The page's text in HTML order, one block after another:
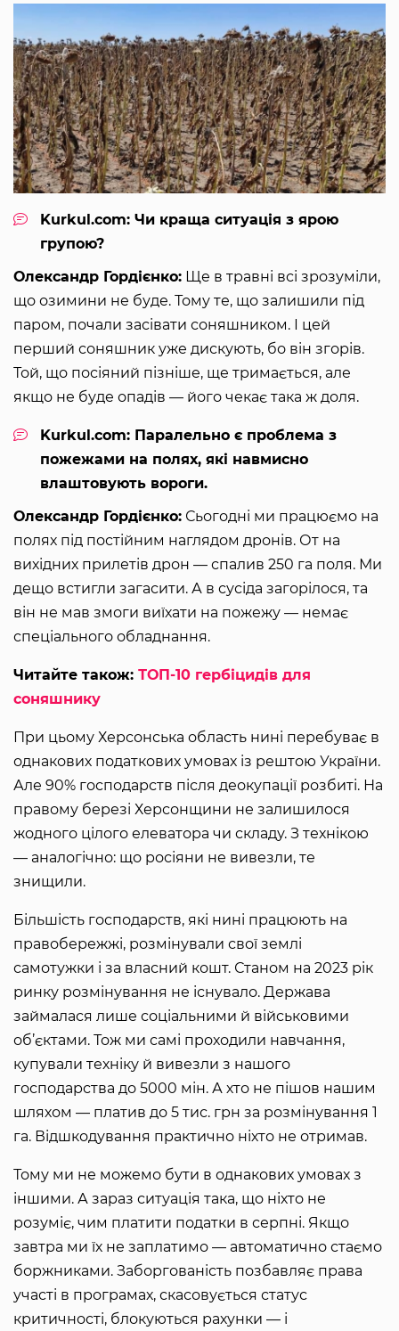
Kurkul.com: Чи краща ситуація з ярою
групою?
Олександр Гордієнко: Ще в травні всі зрозуміли,
що озимини не буде. Тому те, що залишили під
паром, почали засівати соняшником. І цей
перший соняшник уже дискують, бо він згорів.
Той, що посіяний пізніше, ще тримається, але
якщо не буде опадів — його чекає така ж доля.
Kurkul.com: Паралельно є проблема з
пожежами на полях, які навмисно
влаштовують вороги.
Олександр Гордієнко: Сьогодні ми працюємо на
полях під постійним наглядом дронів. От на
вихідних прилетів дрон — спалив 250 га поля. Ми
дещо встигли загасити. А в сусіда загорілося, та
він не мав змоги виїхати на пожежу — немає
спеціального обладнання.
Читайте також: ТОП-10 гербіцидів для
соняшнику
При цьому Херсонська область нині перебуває в
однакових податкових умовах із рештою України.
Але 90% господарств після деокупації розбиті. На
правому березі Херсонщини не залишилося
жодного цілого елеватора чи складу. З технікою
— аналогічно: що росіяни не вивезли, те
знищили.
Більшість господарств, які нині працюють на
правобережжі, розмінували свої землі
самотужки і за власний кошт. Станом на 2023 рік
ринку розмінування не існувало. Держава
займалася лише соціальними й військовими
об’єктами. Тож ми самі проходили навчання,
купували техніку й вивезли з нашого
господарства до 5000 мін. А хто не пішов нашим
шляхом — платив до 5 тис. грн за розмінування 1
га. Відшкодування практично ніхто не отримав.
Тому ми не можемо бути в однакових умовах з
іншими. А зараз ситуація така, що ніхто не
розуміє, чим платити податки в серпні. Якщо
завтра ми їх не заплатимо — автоматично стаємо
боржниками. Заборгованість позбавляє права
участі в програмах, скасовується статус
критичності, блокуються рахунки — і